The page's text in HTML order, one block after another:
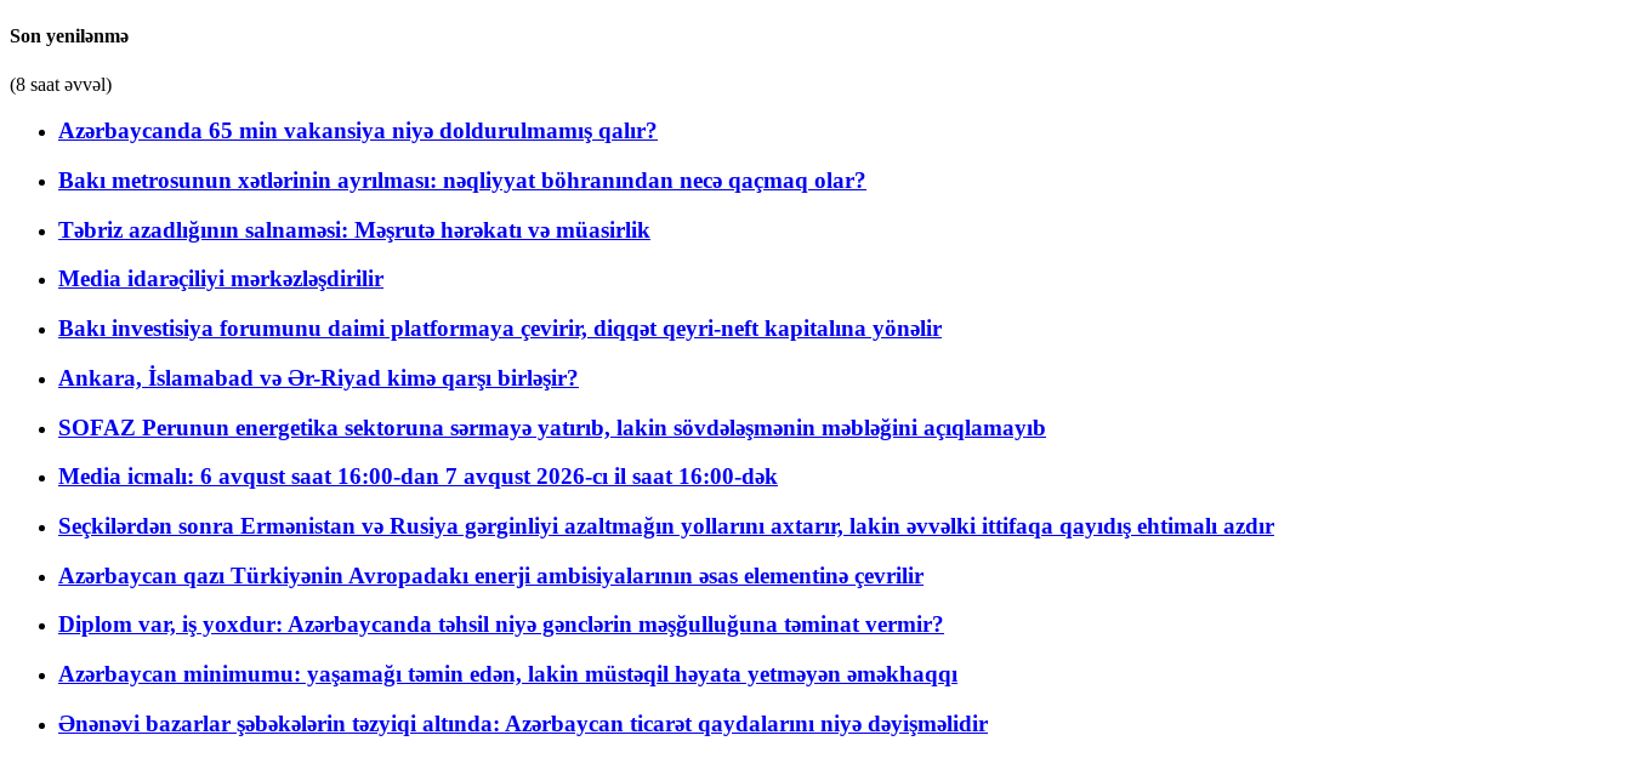
Son yenilənmə
(8 saat əvvəl)
Azərbaycanda 65 min vakansiya niyə doldurulmamış qalır?
Bakı metrosunun xətlərinin ayrılması: nəqliyyat böhranından necə qaçmaq olar?
Təbriz azadlığının salnaməsi: Məşrutə hərəkatı və müasirlik
Media idarəçiliyi mərkəzləşdirilir
Bakı investisiya forumunu daimi platformaya çevirir, diqqət qeyri-neft kapitalına yönəlir
Ankara, İslamabad və Ər-Riyad kimə qarşı birləşir?
SOFAZ Perunun energetika sektoruna sərmayə yatırıb, lakin sövdələşmənin məbləğini açıqlamayıb
Media icmalı: 6 avqust saat 16:00-dan 7 avqust 2026-cı il saat 16:00-dək
Seçkilərdən sonra Ermənistan və Rusiya gərginliyi azaltmağın yollarını axtarır, lakin əvvəlki ittifaqa qayıdış ehtimalı azdır
Azərbaycan qazı Türkiyənin Avropadakı enerji ambisiyalarının əsas elementinə çevrilir
Diplom var, iş yoxdur: Azərbaycanda təhsil niyə gənclərin məşğulluğuna təminat vermir?
Azərbaycan minimumu: yaşamağı təmin edən, lakin müstəqil həyata yetməyən əməkhaqqı
Ənənəvi bazarlar şəbəkələrin təzyiqi altında: Azərbaycan ticarət qaydalarını niyə dəyişməlidir